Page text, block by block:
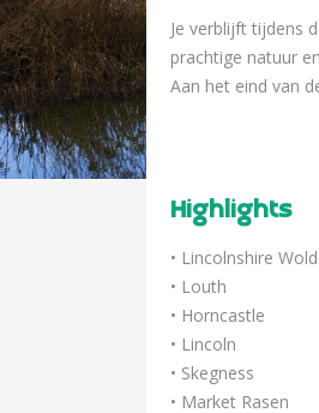
Je verblijft tijdens
prachtige natuur
Aan het eind van
Highlights
• Lincolnshire
• Louth
• Horncastle
• Lincoln
• Skegness
• Market Rasen